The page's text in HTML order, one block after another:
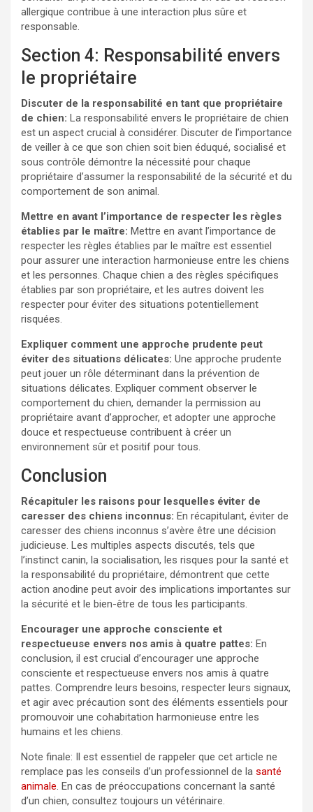
allergique contribue à une interaction plus sûre et
responsable.
Section 4: Responsabilité envers
le propriétaire
Discuter de la responsabilité en tant que propriétaire
de chien: La responsabilité envers le propriétaire de chien
est un aspect crucial à considérer. Discuter de l’importance
de veiller à ce que son chien soit bien éduqué, socialisé et
sous contrôle démontre la nécessité pour chaque
propriétaire d’assumer la responsabilité de la sécurité et du
comportement de son animal.
Mettre en avant l’importance de respecter les règles
établies par le maître: Mettre en avant l’importance de
respecter les règles établies par le maître est essentiel
pour assurer une interaction harmonieuse entre les chiens
et les personnes. Chaque chien a des règles spécifiques
établies par son propriétaire, et les autres doivent les
respecter pour éviter des situations potentiellement
risquées.
Expliquer comment une approche prudente peut
éviter des situations délicates: Une approche prudente
peut jouer un rôle déterminant dans la prévention de
situations délicates. Expliquer comment observer le
comportement du chien, demander la permission au
propriétaire avant d’approcher, et adopter une approche
douce et respectueuse contribuent à créer un
environnement sûr et positif pour tous.
Conclusion
Récapituler les raisons pour lesquelles éviter de
caresser des chiens inconnus: En récapitulant, éviter de
caresser des chiens inconnus s’avère être une décision
judicieuse. Les multiples aspects discutés, tels que
l’instinct canin, la socialisation, les risques pour la santé et
la responsabilité du propriétaire, démontrent que cette
action anodine peut avoir des implications importantes sur
la sécurité et le bien-être de tous les participants.
Encourager une approche consciente et
respectueuse envers nos amis à quatre pattes: En
conclusion, il est crucial d’encourager une approche
consciente et respectueuse envers nos amis à quatre
pattes. Comprendre leurs besoins, respecter leurs signaux,
et agir avec précaution sont des éléments essentiels pour
promouvoir une cohabitation harmonieuse entre les
humains et les chiens.
Note finale: Il est essentiel de rappeler que cet article ne
remplace pas les conseils d’un professionnel de la santé
animale. En cas de préoccupations concernant la santé
d’un chien, consultez toujours un vétérinaire.